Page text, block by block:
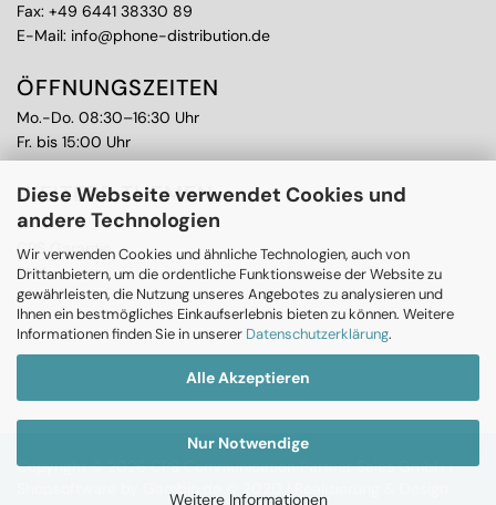
Diese Webseite verwendet Cookies und
andere Technologien
Wir verwenden Cookies und ähnliche Technologien, auch von
Drittanbietern, um die ordentliche Funktionsweise der Website zu
gewährleisten, die Nutzung unseres Angebotes zu analysieren und
Ihnen ein bestmögliches Einkaufserlebnis bieten zu können. Weitere
Informationen finden Sie in unserer Datenschutzerklärung.
Alle Akzeptieren
Nur Notwendige
Weitere Informationen
Fax: +49 6441 38330 89
E-Mail: info@phone-distribution.de
ÖFFNUNGSZEITEN
Mo.-Do. 08:30–16:30 Uhr
Fr. bis 15:00 Uhr
WEITERE THEMEN
Ankauf
CPS Garantie
RMA
Copyright © 2026 CPS Communication Partner Sales GmbH |